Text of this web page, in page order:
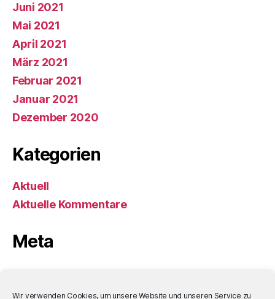
Wir verwenden Cookies, um unsere Website und unseren Service zu
Juni 2021
Mai 2021
April 2021
März 2021
Februar 2021
Januar 2021
Dezember 2020
Kategorien
Aktuell
Aktuelle Kommentare
Meta
Eintrags-Feed